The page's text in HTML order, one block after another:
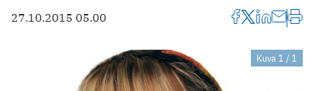
27.10.2015 05.00
Kuva 1 / 1